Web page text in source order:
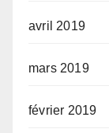
avril 2019
mars 2019
février 2019